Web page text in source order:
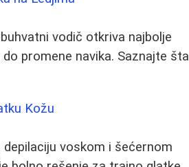
vodič otkriva najbolje
promene navika. Saznajte šta
Kožu
depilaciju voskom i šećernom